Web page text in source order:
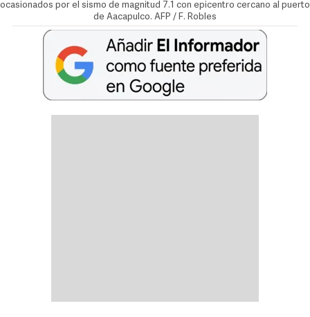
ocasionados por el sismo de magnitud 7.1 con epicentro cercano al puerto
de Aacapulco. AFP / F. Robles